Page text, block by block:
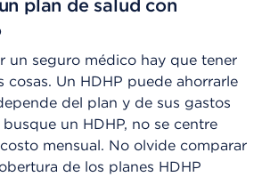
plan de salud con
un seguro médico hay que tener
cosas. Un HDHP puede ahorrarle
del plan y de sus gastos
un HDHP, no se centre
mensual. No olvide comparar
de los planes HDHP